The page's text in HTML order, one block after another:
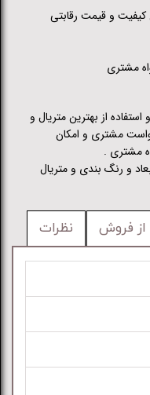
کیفیت و قیمت رقابتی
مشتری
از بهترین متریال و
مشتری و امکان
مشتری .
و رنگ بندی و متریال
فروش نظرات